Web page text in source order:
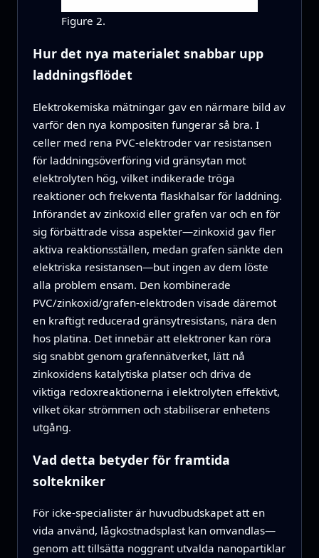
Figure 2.
Hur det nya materialet snabbar upp
laddningsflödet
Elektrokemiska mätningar gav en närmare bild av
varför den nya kompositen fungerar så bra. I
celler med rena PVC-elektroder var resistansen
för laddningsöverföring vid gränsytan mot
elektrolyten hög, vilket indikerade tröga
reaktioner och frekventa flaskhalsar för laddning.
Införandet av zinkoxid eller grafen var och en för
sig förbättrade vissa aspekter—zinkoxid gav fler
aktiva reaktionsställen, medan grafen sänkte den
elektriska resistansen—but ingen av dem löste
alla problem ensam. Den kombinerade
PVC/zinkoxid/grafen-elektroden visade däremot
en kraftigt reducerad gränsytresistans, nära den
hos platina. Det innebär att elektroner kan röra
sig snabbt genom grafennätverket, lätt nå
zinkoxidens katalytiska platser och driva de
viktiga redoxreaktionerna i elektrolyten effektivt,
vilket ökar strömmen och stabiliserar enhetens
utgång.
Vad detta betyder för framtida
soltekniker
För icke-specialister är huvudbudskapet att en
vida använd, lågkostnadsplast kan omvandlas—
genom att tillsätta noggrant utvalda nanopartiklar